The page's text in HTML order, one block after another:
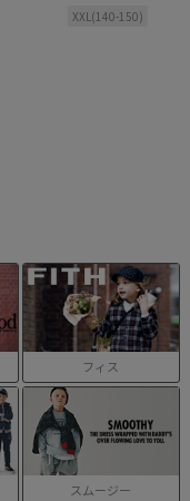
XXL(140-150)
フィス
スムージー